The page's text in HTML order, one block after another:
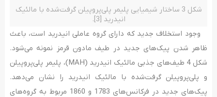
شکل 3 ساختار شیمیایی پلیمر پلی­‌پروپیلن گرفت­‌شده با مالئیک
انیدرید [3].
وجود استخلاف جدید که دارای گروه عاملی انیدرید است، باعث
ظاهر شدن پیک­‌های جدید در طیف مادون­ قرمز نمونه می­‌شود.
شکل 4 طیف­‌های جذبی مالئیک انیدرید (MAH)، پلیمر پلی‌پروپیلن
و پلی‌پروپیلن گرفت‌شده با­ مالئیک انیدرید را نشان می‌دهد.
پیک‌های جدید در فرکانس­‌های 1783 و 1860 مربوط به گرو­ه­‌‎های